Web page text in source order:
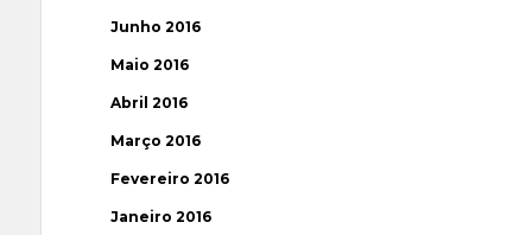
Junho 2016
Maio 2016
Abril 2016
Março 2016
Fevereiro 2016
Janeiro 2016